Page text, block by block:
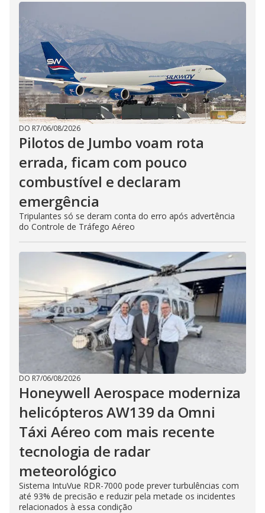
DO R7/06/08/2026
Pilotos de Jumbo voam rota
errada, ficam com pouco
combustível e declaram
emergência
Tripulantes só se deram conta do erro após advertência
do Controle de Tráfego Aéreo
DO R7/06/08/2026
Honeywell Aerospace moderniza
helicópteros AW139 da Omni
Táxi Aéreo com mais recente
tecnologia de radar
meteorológico
Sistema IntuVue RDR-7000 pode prever turbulências com
até 93% de precisão e reduzir pela metade os incidentes
relacionados à essa condição